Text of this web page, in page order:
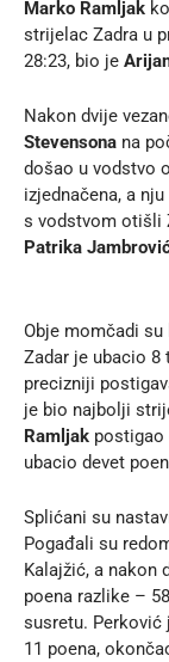
Marko Ramljak
strijelac Zadra u
28:23, bio je
Nakon dvije
Stevensona na
došao u vodstvo
izjednačena, a
s vodstvom otišli
Patrika
Obje momčadi
Zadar je ubacio
precizniji
je bio najbolji
Ramljak postigao
ubacio devet
Splićani su
Pogađali su
Kalajžić, a nakon
poena razlike –
susretu.
11 poena,